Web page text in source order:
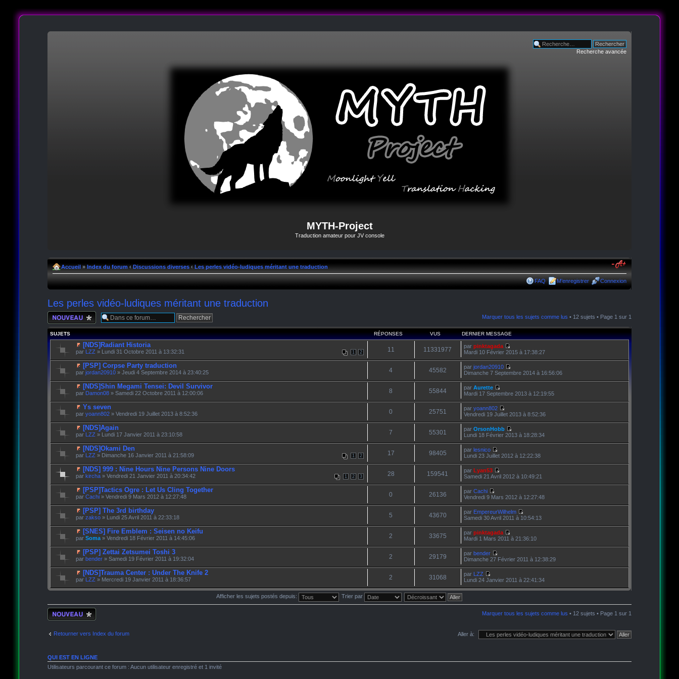
Recherche avancée
MYTH-Project
Traduction amateur pour JV console
Accueil» Index du forum ‹ Discussions diverses ‹ Les perles vidéo-ludiques méritant une traduction
FAQ M’enregistrer Connexion
Les perles vidéo-ludiques méritant une traduction
Écrire un nouveau
sujet
Marquer tous les sujets comme lus • 12 sujets • Page 1 sur 1
SUJETS RÉPONSES VUS DERNIER MESSAGE
[NDS]Radiant Historia
1 2
par LZZ » Lundi 31 Octobre 2011 à 13:32:31 11 11331977 parpinktagada
Mardi 10 Février 2015 à 17:38:27
[PSP] Corpse Party traduction
par jordan20910» Jeudi 4 Septembre 2014 à 23:40:25 4 45582 parjordan20910
Dimanche 7 Septembre 2014 à 16:56:06
[NDS]Shin Megami Tensei: Devil Survivor
par Damon08» Samedi 22 Octobre 2011 à 12:00:06 8 55844 parAurette
Mardi 17 Septembre 2013 à 12:19:55
Ys seven
par yoann802» Vendredi 19 Juillet 2013 à 8:52:36 0 25751 paryoann802
Vendredi 19 Juillet 2013 à 8:52:36
[NDS]Again
par LZZ » Lundi 17 Janvier 2011 à 23:10:58 7 55301 parOrsonHobb
Lundi 18 Février 2013 à 18:28:34
[NDS]Okami Den
1 2
par LZZ » Dimanche 16 Janvier 2011 à 21:58:09 17 98405 parlesnico
Lundi 23 Juillet 2012 à 12:22:38
[NDS] 999 : Nine Hours Nine Persons Nine Doors
1 2 3
par kircha» Vendredi 21 Janvier 2011 à 20:34:42 28 159541 parLyan53
Samedi 21 Avril 2012 à 10:49:21
[PSP]Tactics Ogre : Let Us Cling Together
par Cachi» Vendredi 9 Mars 2012 à 12:27:48 0 26136 parCachi
Vendredi 9 Mars 2012 à 12:27:48
[PSP] The 3rd birthday
par zakso» Lundi 25 Avril 2011 à 22:33:18 5 43670 par EmpereurWilhelm
Samedi 30 Avril 2011 à 10:54:13
[SNES] Fire Emblem : Seisen no Keifu
par Soma» Vendredi 18 Février 2011 à 14:45:06 2 33675 parpinktagada
Mardi 1 Mars 2011 à 21:36:10
[PSP] Zettai Zetsumei Toshi 3
par bender» Samedi 19 Février 2011 à 19:32:04 2 29179 parbender
Dimanche 27 Février 2011 à 12:38:29
[NDS]Trauma Center : Under The Knife 2
par LZZ » Mercredi 19 Janvier 2011 à 18:36:57 2 31068 par LZZ
Lundi 24 Janvier 2011 à 22:41:34
Afficher les sujets postés depuis: Trier par
Écrire un nouveau
sujet
Marquer tous les sujets comme lus • 12 sujets • Page 1 sur 1
Retourner vers Index du forum Aller à:
QUI EST EN LIGNE
Utilisateurs parcourant ce forum : Aucun utilisateur enregistré et 1 invité